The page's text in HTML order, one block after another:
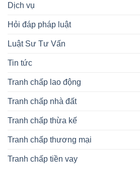
Dịch vụ
Hỏi đáp pháp luật
Luật Sư Tư Vấn
Tin tức
Tranh chấp lao động
Tranh chấp nhà đất
Tranh chấp thừa kế
Tranh chấp thương mại
Tranh chấp tiền vay